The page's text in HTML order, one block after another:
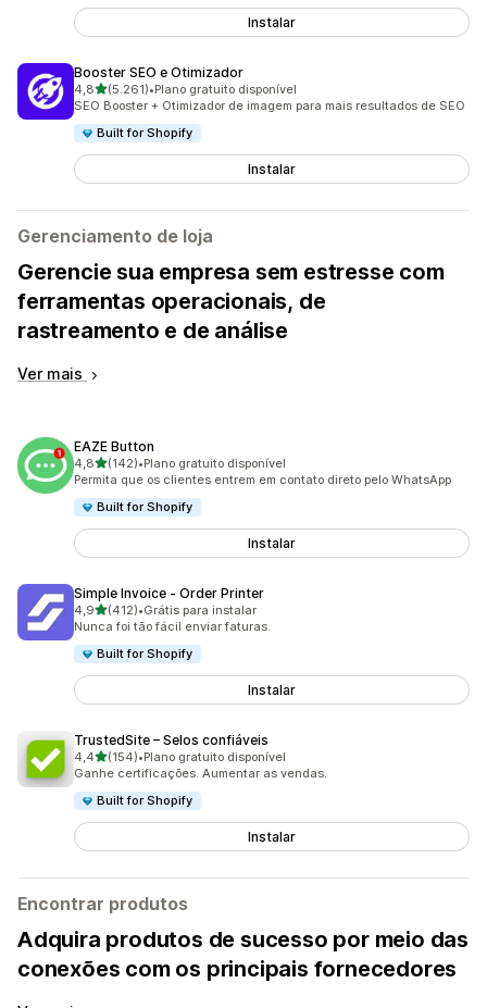
Instalar
Booster SEO e Otimizador
4,8de 5 estrelas
(5.261)
5261 avaliações ao todo
•Plano gratuito disponível
SEO Booster + Otimizador de imagem para mais resultados de SEO
Built for Shopify
Instalar
Gerenciamento de loja
Gerencie sua empresa sem estresse com
ferramentas operacionais, de
rastreamento e de análise
Ver mais
EAZE Button
4,8de 5 estrelas
(142)
142 avaliações ao todo
•Plano gratuito disponível
Permita que os clientes entrem em contato direto pelo WhatsApp
Built for Shopify
Instalar
Simple Invoice ‑ Order Printer
4,9de 5 estrelas
(412)
412 avaliações ao todo
•Grátis para instalar
Nunca foi tão fácil enviar faturas.
Built for Shopify
Instalar
TrustedSite – Selos confiáveis
4,4de 5 estrelas
(154)
154 avaliações ao todo
•Plano gratuito disponível
Ganhe certificações. Aumentar as vendas.
Built for Shopify
Instalar
Encontrar produtos
Adquira produtos de sucesso por meio das
conexões com os principais fornecedores